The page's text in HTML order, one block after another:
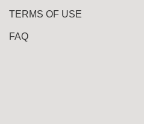
TERMS OF USE
FAQ